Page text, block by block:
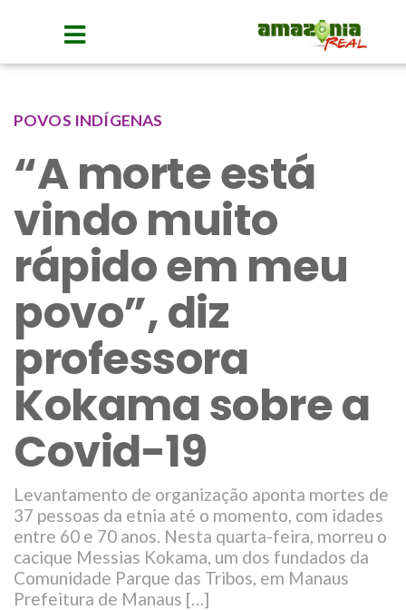
POVOS INDÍGENAS
“A morte está
vindo muito
rápido em meu
povo”, diz
professora
Kokama sobre a
Covid-19
Levantamento de organização aponta mortes de
37 pessoas da etnia até o momento, com idades
entre 60 e 70 anos. Nesta quarta-feira, morreu o
cacique Messias Kokama, um dos fundados da
Comunidade Parque das Tribos, em Manaus
Prefeitura de Manaus […]